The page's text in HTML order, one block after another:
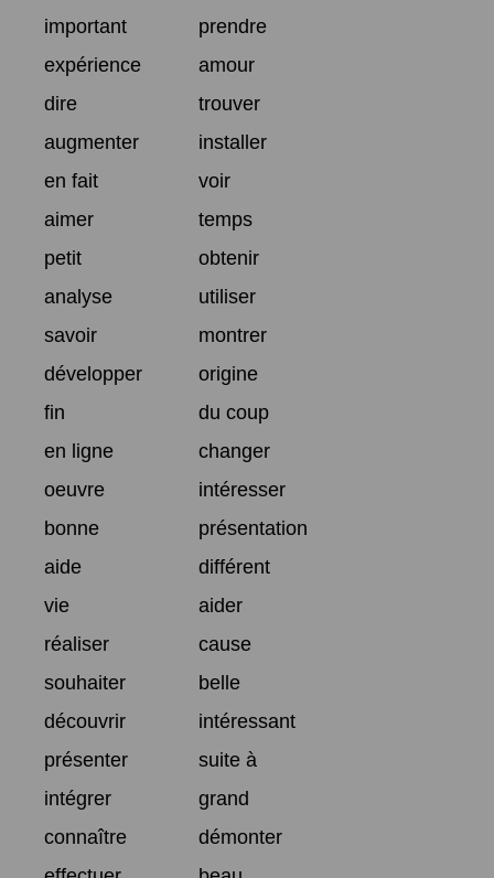
important
prendre
expérience
amour
dire
trouver
augmenter
installer
en fait
voir
aimer
temps
petit
obtenir
analyse
utiliser
savoir
montrer
développer
origine
fin
du coup
en ligne
changer
oeuvre
intéresser
bonne
présentation
aide
différent
vie
aider
réaliser
cause
souhaiter
belle
découvrir
intéressant
présenter
suite à
intégrer
grand
connaître
démonter